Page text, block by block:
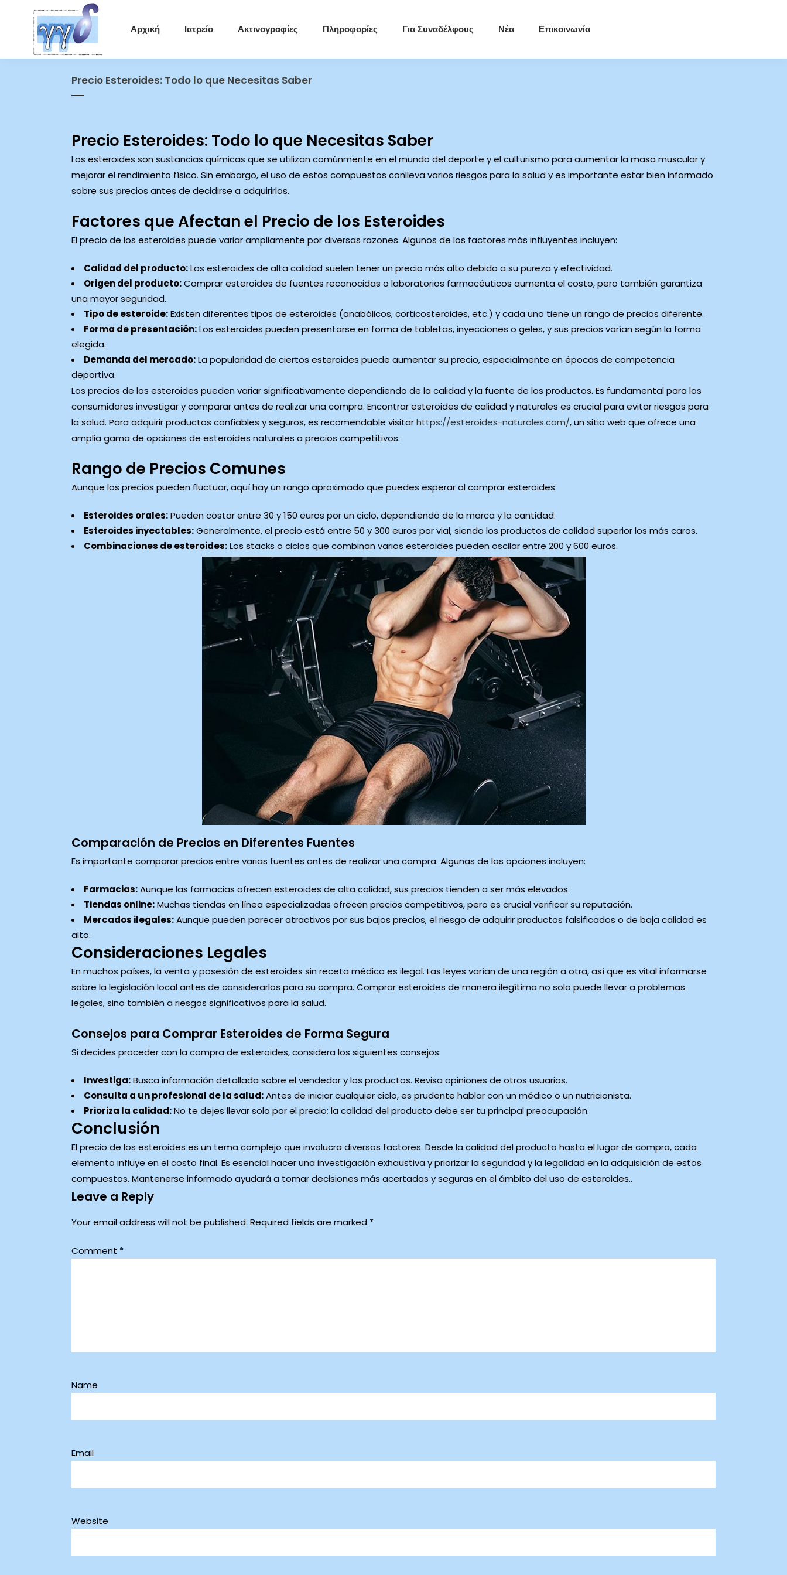
Αρχική Ιατρείο Ακτινογραφίες Πληροφορίες Για Συναδέλφους Νέα Επικοινωνία
Precio Esteroides: Todo lo que Necesitas Saber
Precio Esteroides: Todo lo que Necesitas Saber
Los esteroides son sustancias químicas que se utilizan comúnmente en el mundo del deporte y el culturismo para aumentar la masa muscular y
mejorar el rendimiento físico. Sin embargo, el uso de estos compuestos conlleva varios riesgos para la salud y es importante estar bien informado
sobre sus precios antes de decidirse a adquirirlos.
Factores que Afectan el Precio de los Esteroides
El precio de los esteroides puede variar ampliamente por diversas razones. Algunos de los factores más influyentes incluyen:
Calidad del producto:Los esteroides de alta calidad suelen tener un precio más alto debido a su pureza y efectividad.
Origen del producto:Comprar esteroides de fuentes reconocidas o laboratorios farmacéuticos aumenta el costo, pero también garantiza
una mayor seguridad.
Tipo de esteroide:Existen diferentes tipos de esteroides (anabólicos, corticosteroides, etc.) y cada uno tiene un rango de precios diferente.
Forma de presentación:Los esteroides pueden presentarse en forma de tabletas, inyecciones o geles, y sus precios varían según la forma
elegida.
Demanda del mercado:La popularidad de ciertos esteroides puede aumentar su precio, especialmente en épocas de competencia
deportiva.
Los precios de los esteroides pueden variar significativamente dependiendo de la calidad y la fuente de los productos. Es fundamental para los
consumidores investigar y comparar antes de realizar una compra. Encontrar esteroides de calidad y naturales es crucial para evitar riesgos para
la salud. Para adquirir productos confiables y seguros, es recomendable visitarhttps://esteroides-naturales.com/, un sitio web que ofrece una
amplia gama de opciones de esteroides naturales a precios competitivos.
Rango de Precios Comunes
Aunque los precios pueden fluctuar, aquí hay un rango aproximado que puedes esperar al comprar esteroides:
Esteroides orales:Pueden costar entre 30 y 150 euros por un ciclo, dependiendo de la marca y la cantidad.
Esteroides inyectables:Generalmente, el precio está entre 50 y 300 euros por vial, siendo los productos de calidad superior los más caros.
Combinaciones de esteroides:Los stacks o ciclos que combinan varios esteroides pueden oscilar entre 200 y 600 euros.
Comparación de Precios en Diferentes Fuentes
Es importante comparar precios entre varias fuentes antes de realizar una compra. Algunas de las opciones incluyen:
Farmacias:Aunque las farmacias ofrecen esteroides de alta calidad, sus precios tienden a ser más elevados.
Tiendas online:Muchas tiendas en línea especializadas ofrecen precios competitivos, pero es crucial verificar su reputación.
Mercados ilegales:Aunque pueden parecer atractivos por sus bajos precios, el riesgo de adquirir productos falsificados o de baja calidad es
alto.
Consideraciones Legales
En muchos países, la venta y posesión de esteroides sin receta médica es ilegal. Las leyes varían de una región a otra, así que es vital informarse
sobre la legislación local antes de considerarlos para su compra. Comprar esteroides de manera ilegítima no solo puede llevar a problemas
legales, sino también a riesgos significativos para la salud.
Consejos para Comprar Esteroides de Forma Segura
Si decides proceder con la compra de esteroides, considera los siguientes consejos:
Investiga:Busca información detallada sobre el vendedor y los productos. Revisa opiniones de otros usuarios.
Consulta a un profesional de la salud:Antes de iniciar cualquier ciclo, es prudente hablar con un médico o un nutricionista.
Prioriza la calidad:No te dejes llevar solo por el precio; la calidad del producto debe ser tu principal preocupación.
Conclusión
El precio de los esteroides es un tema complejo que involucra diversos factores. Desde la calidad del producto hasta el lugar de compra, cada
elemento influye en el costo final. Es esencial hacer una investigación exhaustiva y priorizar la seguridad y la legalidad en la adquisición de estos
compuestos. Mantenerse informado ayudará a tomar decisiones más acertadas y seguras en el ámbito del uso de esteroides..
Leave a Reply
Your email address will not be published. Required fields are marked *
Comment *
Name
Email
Website